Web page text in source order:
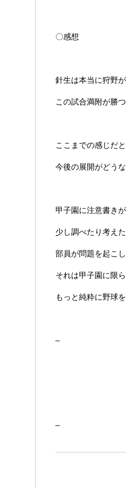
〇感想
針生は本当に狩野が
この試合満附が勝
ここまでの感じだ
今後の展開がどう
甲子園に注意書き
少し調べたり考え
部員が問題を起こ
それは甲子園に限
もっと純粋に野球
–
–